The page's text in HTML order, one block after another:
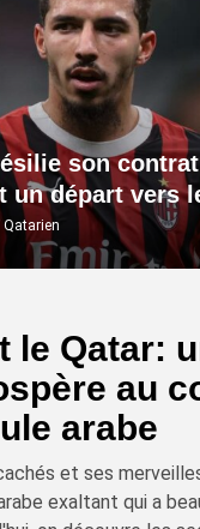
son
un départ vers
Qatarien
le Qatar:
au
arabe
et ses
exaltant qui a